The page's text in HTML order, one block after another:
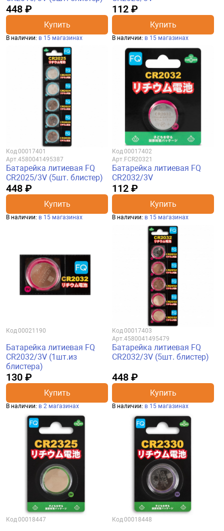
448 ₽
Купить
В наличии: в 15 магазинах
112 ₽
Купить
В наличии: в 15 магазинах
Код00017401
Арт.4580041495387
Батарейка литиевая FQ
CR2025/3V (5шт. блистер)
448 ₽
Купить
В наличии: в 15 магазинах
Код00017402
Арт. FCR20321
Батарейка литиевая FQ
CR2032/3V
112 ₽
Купить
В наличии: в 15 магазинах
Код00021190
Батарейка литиевая FQ
CR2032/3V (1шт.из
блистера)
130 ₽
Купить
В наличии: в 2 магазинах
Код00017403
Арт.4580041495479
Батарейка литиевая FQ
CR2032/3V (5шт. блистер)
448 ₽
Купить
В наличии: в 15 магазинах
Код00018447 Код00018448